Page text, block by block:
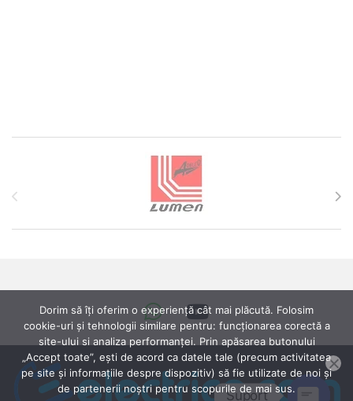
Dorim să îți oferim o experiență cât mai plăcută. Folosim
cookie-uri și tehnologii similare pentru: funcționarea corectă a
site-ului si analiza performanței. Prin apăsarea butonului
„Accept toate”, ești de acord ca datele tale (precum activitatea
pe site și informațiile despre dispozitiv) să fie utilizate de noi și
de partenerii noștri pentru scopurile de mai sus.
Suport